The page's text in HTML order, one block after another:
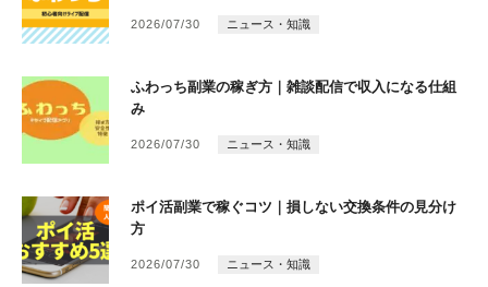
2026/07/30 ニュース・知識
ふわっち副業の稼ぎ方｜雑談配信で収入になる仕組
み
2026/07/30 ニュース・知識
ポイ活副業で稼ぐコツ｜損しない交換条件の見分け
方
2026/07/30 ニュース・知識